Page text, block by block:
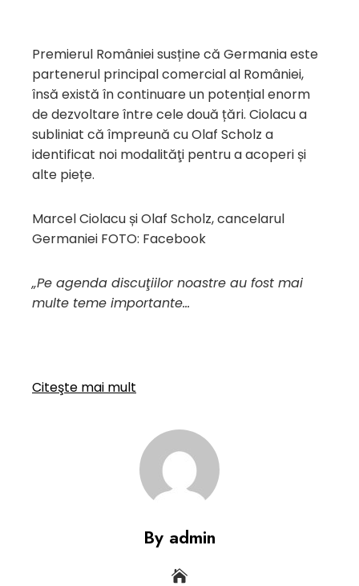
Premierul României susține că Germania este
partenerul principal comercial al României,
însă există în continuare un potențial enorm
de dezvoltare între cele două țări. Ciolacu a
subliniat că împreună cu Olaf Scholz a
identificat noi modalităţi pentru a acoperi și
alte piețe.
Marcel Ciolacu și Olaf Scholz, cancelarul
Germaniei FOTO: Facebook
„Pe agenda discuţiilor noastre au fost mai
multe teme importante…
Citeşte mai mult
By admin